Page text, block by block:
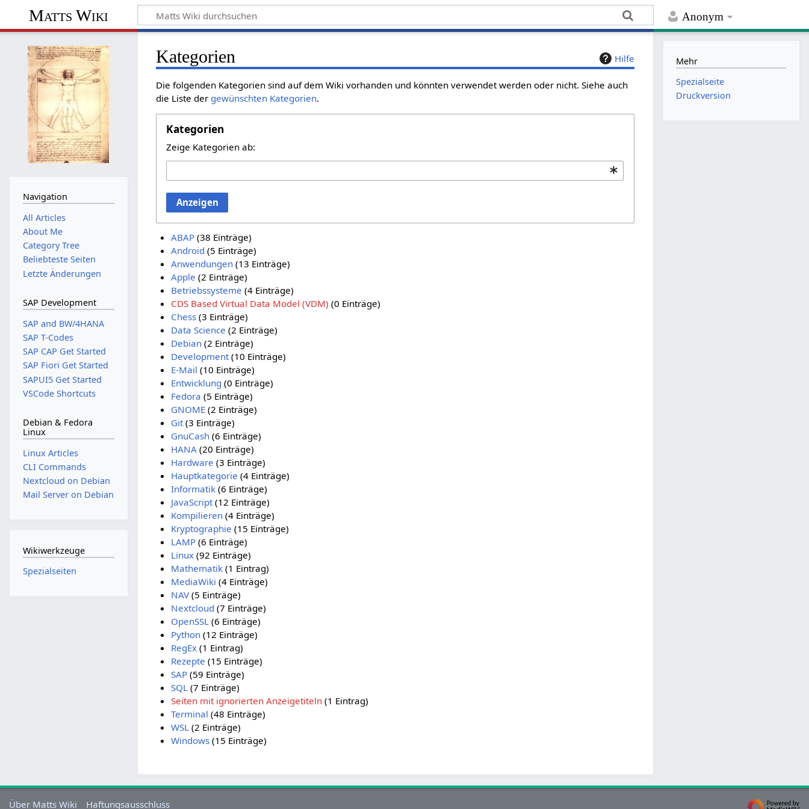
Anonym
Matts Wiki
Hilfe
Kategorien
Die folgenden Kategorien sind auf dem Wiki vorhanden und könnten verwendet werden oder nicht. Siehe auch
die Liste der gewünschten Kategorien.
Kategorien
Zeige Kategorien ab:
Anzeigen
ABAP(38 Einträge)
Android (5 Einträge)
Anwendungen(13 Einträge)
Apple (2 Einträge)
Betriebssysteme (4 Einträge)
CDS Based Virtual Data Model (VDM) (0 Einträge)
Chess(3 Einträge)
Data Science (2 Einträge)
Debian(2 Einträge)
Development(10 Einträge)
E-Mail (10 Einträge)
Entwicklung (0 Einträge)
Fedora (5 Einträge)
GNOME(2 Einträge)
Git(3 Einträge)
GnuCash(6 Einträge)
HANA (20 Einträge)
Hardware (3 Einträge)
Hauptkategorie (4 Einträge)
Informatik(6 Einträge)
JavaScript(12 Einträge)
Kompilieren(4 Einträge)
Kryptographie (15 Einträge)
LAMP(6 Einträge)
Linux(92 Einträge)
Mathematik(1 Eintrag)
MediaWiki (4 Einträge)
NAV(5 Einträge)
Nextcloud (7 Einträge)
OpenSSL (6 Einträge)
Python(12 Einträge)
RegEx(1 Eintrag)
Rezepte (15 Einträge)
SAP(59 Einträge)
SQL (7 Einträge)
Seiten mit ignorierten Anzeigetiteln(1 Eintrag)
Terminal (48 Einträge)
WSL (2 Einträge)
Windows(15 Einträge)
Navigation
All Articles
About Me
Category Tree
Beliebteste Seiten
Letzte Änderungen
SAP Development
SAP and BW/4HANA
SAP T-Codes
SAP CAP Get Started
SAP Fiori Get Started
SAPUI5 Get Started
VSCode Shortcuts
Debian & Fedora
Linux
Linux Articles
CLI Commands
Nextcloud on Debian
Mail Server on Debian
Wikiwerkzeuge
Spezialseiten
Mehr
Spezialseite
Druckversion
Über Matts Wiki Haftungsausschluss